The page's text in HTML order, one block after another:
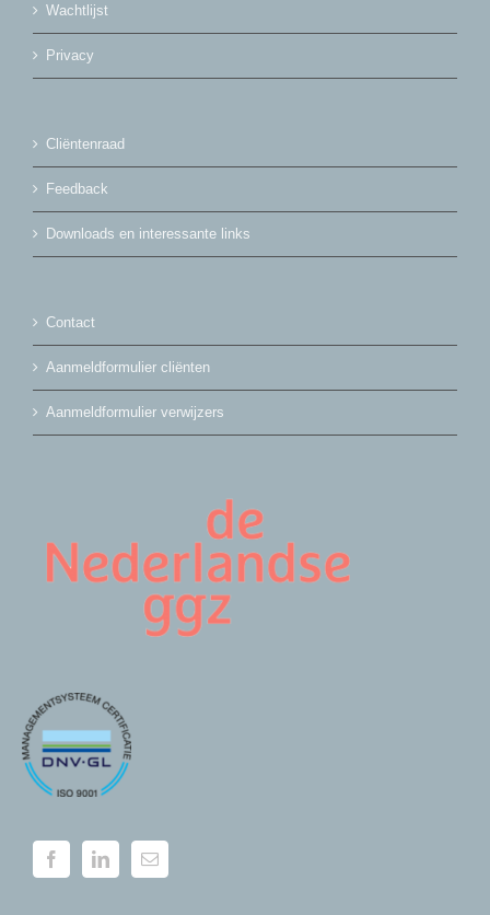
Wachtlijst
Privacy
Cliëntenraad
Feedback
Downloads en interessante links
Contact
Aanmeldformulier cliënten
Aanmeldformulier verwijzers